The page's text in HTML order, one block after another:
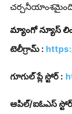
మ్యాంగో న్యూస్
టెలీగ్రామ్ :
గూగుల్ ప్లే స్టోర్ :
ఆపిల్/ఐఓఎస్